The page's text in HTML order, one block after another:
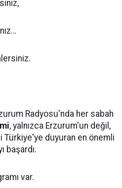
Radyosu'nda her sabah
, yalnızca Erzurum'un değil,
Türkiye'ye duyuran en önemli
başardı.
var.